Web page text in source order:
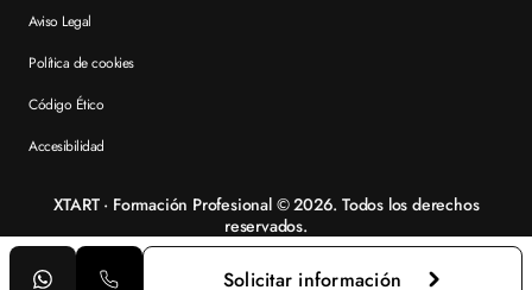
Aviso Legal
Política de cookies
Código Ético
Accesibilidad
XTART · Formación Profesional © 2026. Todos los derechos
reservados.
Solicitar información